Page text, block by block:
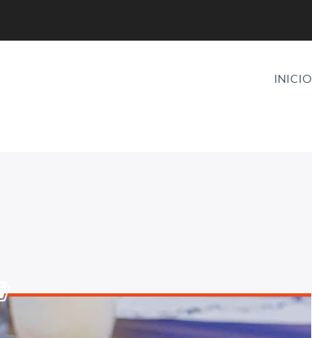
INICIO